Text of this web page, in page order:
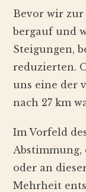
Bevor wir zur
bergauf und
Steigungen,
reduzierten.
uns eine der
nach 27 km
Im Vorfeld
Abstimmung,
oder an
Mehrheit